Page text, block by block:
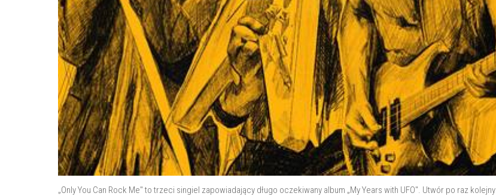
„Only You Can Rock Me" to trzeci singiel zapowiadający długo oczekiwany album „My Years with UFO". Utwór po raz kolejny